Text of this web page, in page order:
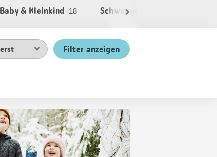
Baby & Kleinkind 18 Schwangerschaft
Filter anzeigen